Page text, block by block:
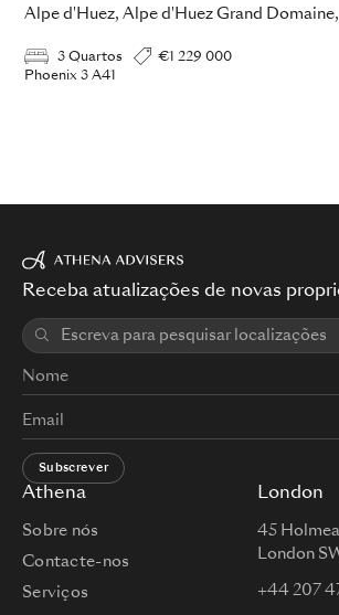
Alpe d'Huez, Alpe d'Huez Grand
3 Quartos
€1 229 000
Phoenix 3 A41
Athena
Sobre nós
Contacte-nos
Serviços
London
45
London
+44 207
Receba atualizações de novas
Subscrever